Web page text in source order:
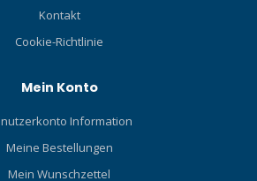
Kontakt
Cookie-Richtlinie
Mein Konto
Information
Meine Bestellungen
Mein Wunschzettel